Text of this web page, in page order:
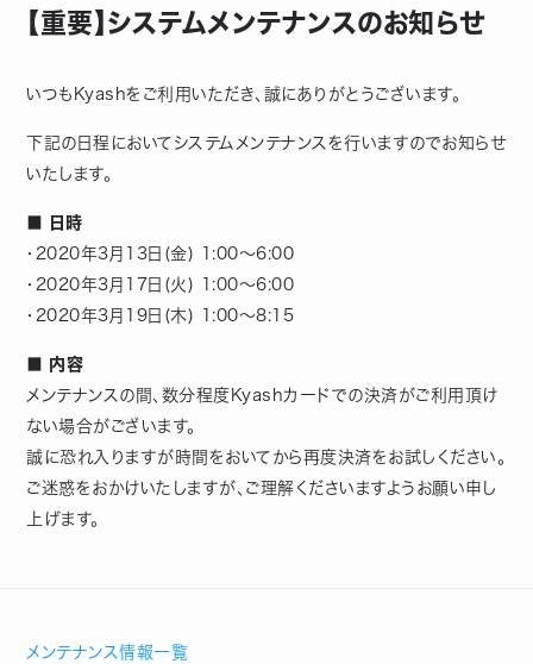
【重要】システムメンテナンスのお知らせ
いつもKyashをご利用いただき、誠にありがとうございます。
下記の日程においてシステムメンテナンスを行いますのでお知らせ
いたします。
■ 日時
・2020年3月13日(金) 1:00～6:00
・2020年3月17日(火) 1:00～6:00
・2020年3月19日(木) 1:00～8:15
■ 内容
メンテナンスの間、数分程度Kyashカードでの決済がご利用頂け
ない場合がございます。
誠に恐れ入りますが時間をおいてから再度決済をお試しください。
ご迷惑をおかけいたしますが、ご理解くださいますようお願い申し
上げます。
メンテナンス情報一覧